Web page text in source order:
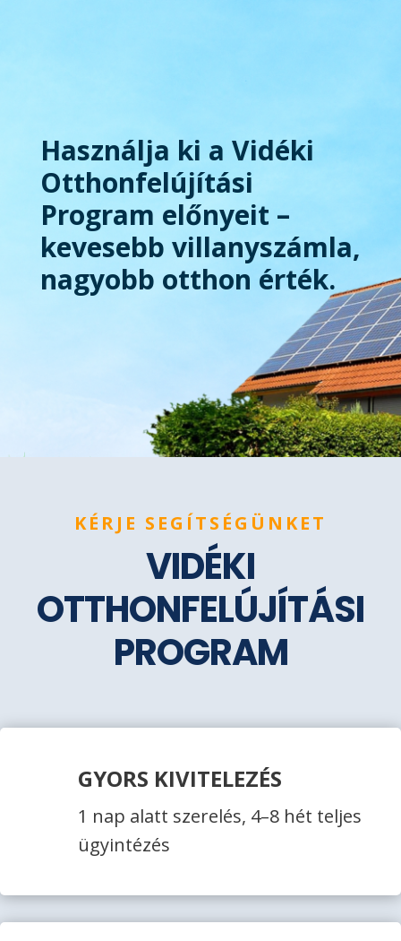
Használja ki a Vidéki
Otthonfelújítási
Program előnyeit –
kevesebb villanyszámla,
nagyobb otthon érték.
KÉRJE SEGÍTSÉGÜNKET
VIDÉKI
OTTHONFELÚJÍTÁSI
PROGRAM
GYORS KIVITELEZÉS
1 nap alatt szerelés, 4–8 hét teljes
ügyintézés